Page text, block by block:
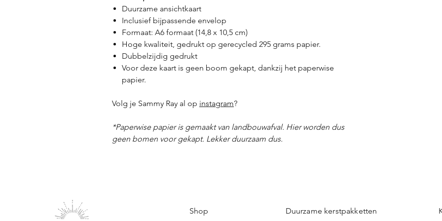
Duurzame ansichtkaart
Inclusief bijpassende envelop
Formaat: A6 formaat (14,8 x 10,5 cm)
Hoge kwaliteit, gedrukt op gerecycled 295 grams papier.
Dubbelzijdig gedrukt
Voor deze kaart is geen boom gekapt, dankzij het paperwise
papier.
Volg je Sammy Ray al op instagram?
*Paperwise papier is gemaakt van landbouwafval. Hier worden dus
geen bomen voor gekapt. Lekker duurzaam dus.
Shop Duurzame kerstpakketten